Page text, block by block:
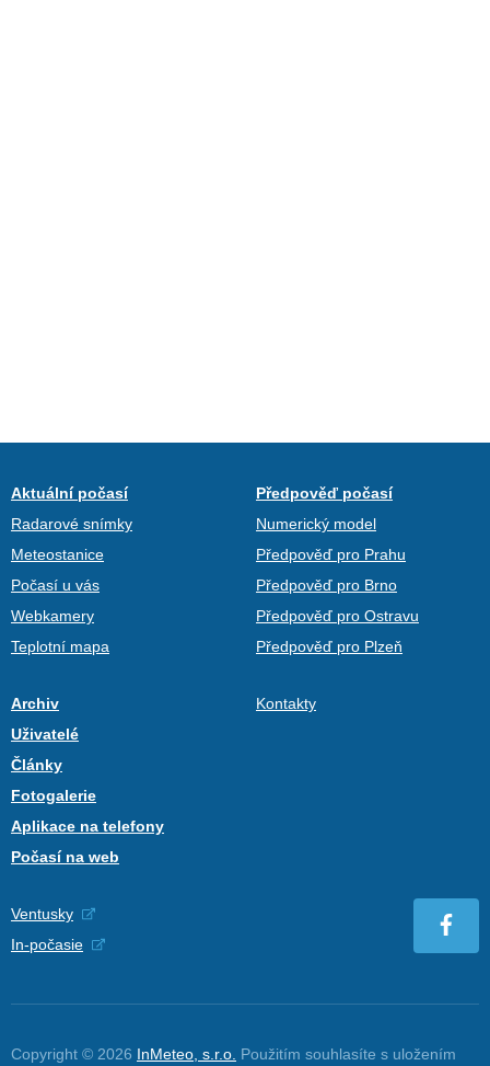
Aktuální počasí
Radarové snímky
Meteostanice
Počasí u vás
Webkamery
Teplotní mapa
Předpověď počasí
Numerický model
Předpověď pro Prahu
Předpověď pro Brno
Předpověď pro Ostravu
Předpověď pro Plzeň
Archiv
Uživatelé
Články
Fotogalerie
Aplikace na telefony
Počasí na web
Kontakty
Ventusky
In-počasie
Copyright © 2026 InMeteo, s.r.o. Použitím souhlasíte s uložením